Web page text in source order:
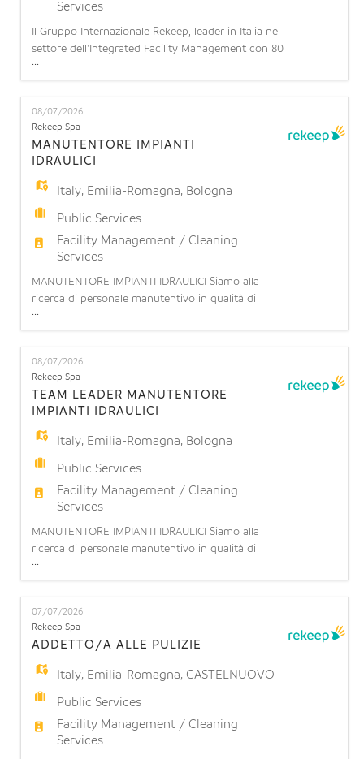
Services
Il Gruppo Internazionale Rekeep, leader in Italia nel
settore dell'Integrated Facility Management con 80
anni di esperienza, 28.000 dipendenti e oltre 1
miliardo di fatturato, ha l'opportunità di inserire
all'interno di una Società del Gruppo, Teckal S.p.A,
un addetto/a alla manutenzione di impianti
elettrici e speciali per potenziamento team opera
...
08/07/2026
Rekeep Spa
MANUTENTORE IMPIANTI
IDRAULICI
Italy, Emilia-Romagna, Bologna
Public Services
Facility Management / Cleaning
Services
MANUTENTORE IMPIANTI IDRAULICI Siamo alla
ricerca di personale manutentivo in qualità di
installatore/manutentore impianti
idrotermosanitari presso presso Ospedale
Sant'Orsola di Bologna. L'impiantista idraulico di
cantiere è una figura tecnica specializzata
nell'installazione, collaudo e manutenzione di
sistemi idrici, termici e di climatizzazion
...
08/07/2026
Rekeep Spa
TEAM LEADER MANUTENTORE
IMPIANTI IDRAULICI
Italy, Emilia-Romagna, Bologna
Public Services
Facility Management / Cleaning
Services
MANUTENTORE IMPIANTI IDRAULICI Siamo alla
ricerca di personale manutentivo in qualità di
installatore/manutentore impianti
idrotermosanitari presso presso Ospedale
Sant'Orsola. L'impiantista idraulico di cantiere è
una figura tecnica specializzata nell'installazione,
collaudo e manutenzione di sistemi idrici, termici e
di climatizzazione complessi
...
07/07/2026
Rekeep Spa
ADDETTO/A ALLE PULIZIE
Italy, Emilia-Romagna, CASTELNUOVO
Public Services
Facility Management / Cleaning
Services